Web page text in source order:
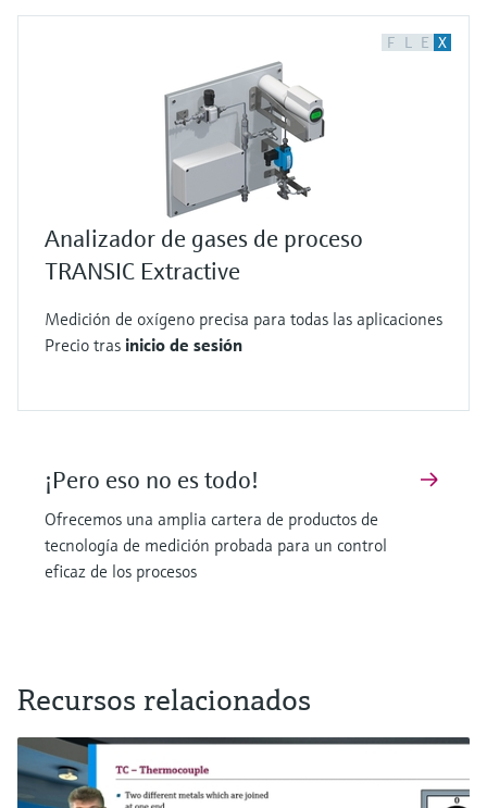
F L E X
Analizador de gases de proceso
TRANSIC Extractive
Medición de oxígeno precisa para todas las aplicaciones
Precio tras inicio de sesión
¡Pero eso no es todo!
Ofrecemos una amplia cartera de productos de
tecnología de medición probada para un control
eficaz de los procesos
Recursos relacionados